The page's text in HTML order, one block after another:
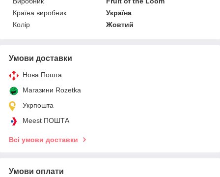
Країна виробник
Україна
Колір
Жовтий
Умови доставки
Нова Пошта
Магазини Rozetka
Укрпошта
Meest ПОШТА
Всі умови доставки
Умови оплати